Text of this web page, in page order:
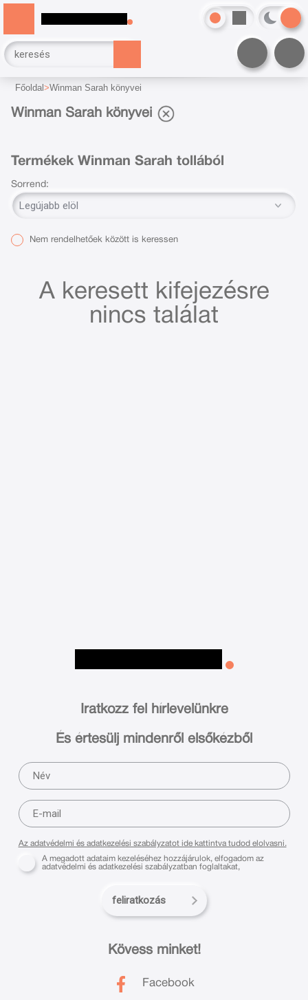
Főoldal Winman Sarah könyvei
Winman Sarah könyvei
Termékek Winman Sarah tollából
Sorrend:
Nem rendelhetőek között is keressen
A keresett kifejezésre
nincs találat
Kövess minket!
Facebook
Iratkozz fel hírlevelünkre
És értesülj mindenről elsőkézből
Az adatvédelmi és adatkezelési szabályzatot ide kattintva tudod elolvasni.
A megadott adataim kezeléséhez hozzájárulok, elfogadom az
adatvédelmi és adatkezelési szabályzatban foglaltakat,
feliratkozás